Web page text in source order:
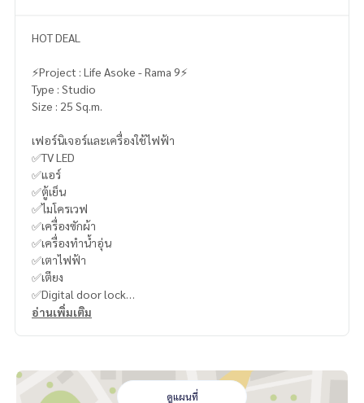
HOT DEAL
⚡️Project : Life Asoke - Rama 9⚡️
Type : Studio
Size : 25 Sq.m.
เฟอร์นิเจอร์และเครื่องใช้ไฟฟ้า
✅TV LED
✅แอร์
✅ตู้เย็น
✅ไมโครเวฟ
✅เครื่องซักผ้า
✅เครื่องทำน้ำอุ่น
✅เตาไฟฟ้า
✅เตียง
✅Digital door lock
You can inbox or dm to ask more information, It’s my pleas
ure to give.
อ่านเพิ่มเติม
ดูแผนที่